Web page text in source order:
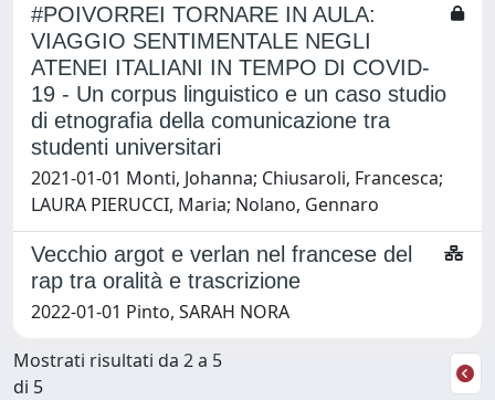
#POIVORREI TORNARE IN AULA:
VIAGGIO SENTIMENTALE NEGLI
ATENEI ITALIANI IN TEMPO DI COVID-
19 - Un corpus linguistico e un caso studio
di etnografia della comunicazione tra
studenti universitari
2021-01-01 Monti, Johanna; Chiusaroli, Francesca;
LAURA PIERUCCI, Maria; Nolano, Gennaro
Vecchio argot e verlan nel francese del
rap tra oralità e trascrizione
2022-01-01 Pinto, SARAH NORA
Mostrati risultati da 2 a 5
di 5